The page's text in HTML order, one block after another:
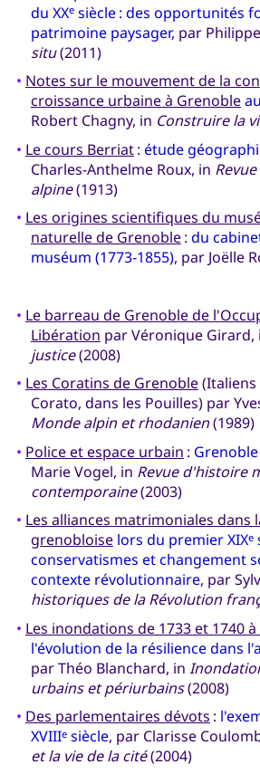
du XXesiècle : des opportunités
patrimoine paysager, par
situ(2011)
• Notes sur le mouvement de la
croissance urbaine à Grenoble
Robert Chagny, in Construire la
• Le cours Berriat: étude
Charles-Anthelme Roux, in
alpine(1913)
• Les origines scientifiques du
naturelle de Grenoble: du
muséum (1773-1855), par Joëlle
• Le barreau de Grenoble de
Libération par Véronique Girard,
justice(2008)
• Les Coratins de Grenoble(Italiens
Corato, dans les Pouilles) par
Monde alpin et rhodanien(1989)
• Police et espace urbain :
Marie Vogel, in Revue d'histoire
contemporaine(2003)
• Les alliances matrimoniales dans
grenobloise lors du premier XIXe
conservatismes et changement
contexte révolutionnaire, par
historiques de la Révolution
• Les inondations de 1733 et 1740
l'évolution de la résilience dans
par Théo Blanchard, in
urbains et périurbains(2008)
• Des parlementaires dévots :
XVIIIesiècle, par Clarisse
et la vie de la cité(2004)